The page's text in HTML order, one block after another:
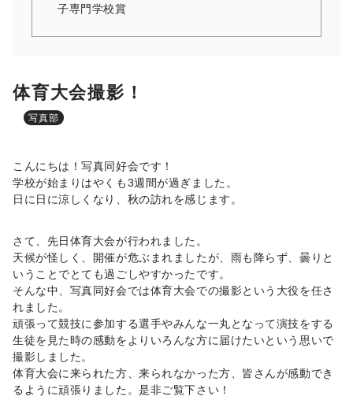
子専門学校賞
体育大会撮影！
写真部
こんにちは！写真同好会です！
学校が始まりはやくも3週間が過ぎました。
日に日に涼しくなり、秋の訪れを感じます。
さて、先日体育大会が行われました。
天候が怪しく、開催が危ぶまれましたが、雨も降らず、曇りと
いうことでとても過ごしやすかったです。
そんな中、写真同好会では体育大会での撮影という大役を任さ
れました。
頑張って競技に参加する選手やみんな一丸となって演技をする
生徒を見た時の感動をよりいろんな方に届けたいという思いで
撮影しました。
体育大会に来られた方、来られなかった方、皆さんが感動でき
るように頑張りました。是非ご覧下さい！